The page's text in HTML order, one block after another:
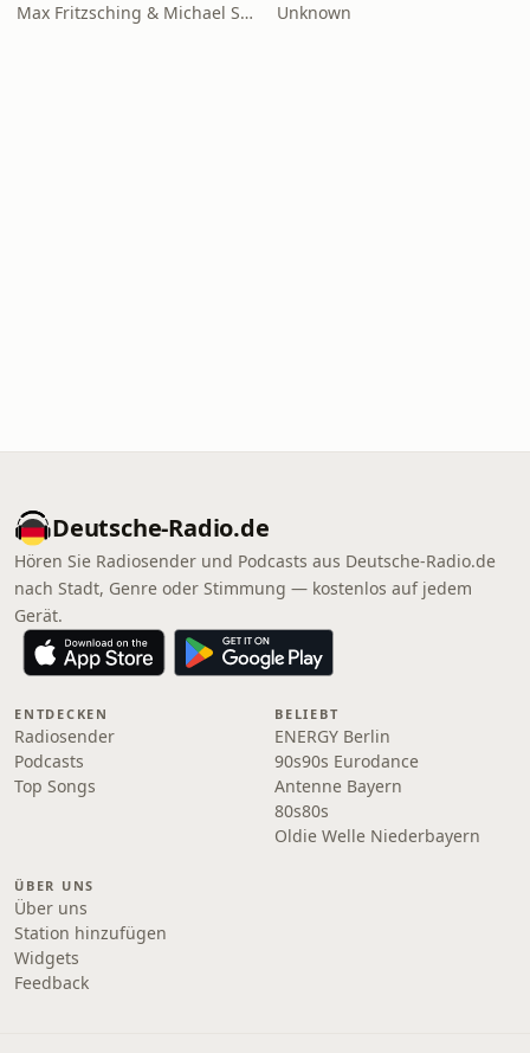
Max Fritzsching & Michael Strohmaier Unknown
Deutsche-Radio.de
Hören Sie Radiosender und Podcasts aus Deutsche-Radio.de
nach Stadt, Genre oder Stimmung — kostenlos auf jedem
Gerät.
ENTDECKEN
Radiosender
Podcasts
Top Songs
BELIEBT
ENERGY Berlin
90s90s Eurodance
Antenne Bayern
80s80s
Oldie Welle Niederbayern
ÜBER UNS
Über uns
Station hinzufügen
Widgets
Feedback